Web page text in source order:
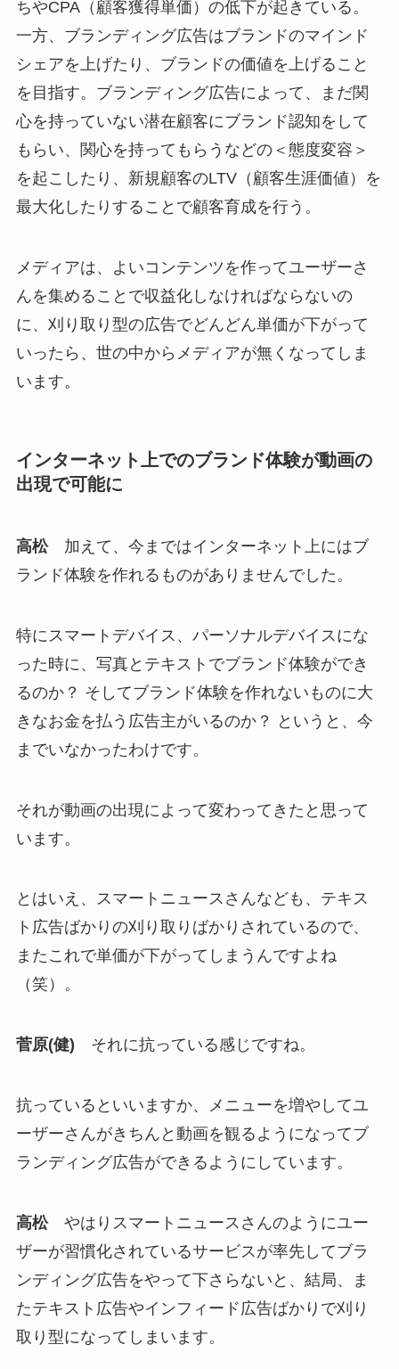
ちやCPA（顧客獲得単価）の低下が起きている。
一方、ブランディング広告はブランドのマインド
シェアを上げたり、ブランドの価値を上げること
を目指す。ブランディング広告によって、まだ関
心を持っていない潜在顧客にブランド認知をして
もらい、関心を持ってもらうなどの＜態度変容＞
を起こしたり、新規顧客のLTV（顧客生涯価値）を
最大化したりすることで顧客育成を行う。
メディアは、よいコンテンツを作ってユーザーさ
んを集めることで収益化しなければならないの
に、刈り取り型の広告でどんどん単価が下がって
いったら、世の中からメディアが無くなってしま
います。
インターネット上でのブランド体験が動画の
出現で可能に
高松加えて、今まではインターネット上にはブ
ランド体験を作れるものがありませんでした。
特にスマートデバイス、パーソナルデバイスにな
った時に、写真とテキストでブランド体験ができ
るのか？ そしてブランド体験を作れないものに大
きなお金を払う広告主がいるのか？ というと、今
までいなかったわけです。
それが動画の出現によって変わってきたと思って
います。
とはいえ、スマートニュースさんなども、テキス
ト広告ばかりの刈り取りばかりされているので、
またこれで単価が下がってしまうんですよね
（笑）。
菅原(健) それに抗っている感じですね。
抗っているといいますか、メニューを増やしてユ
ーザーさんがきちんと動画を観るようになってブ
ランディング広告ができるようにしています。
高松やはりスマートニュースさんのようにユー
ザーが習慣化されているサービスが率先してブラ
ンディング広告をやって下さらないと、結局、ま
たテキスト広告やインフィード広告ばかりで刈り
取り型になってしまいます。